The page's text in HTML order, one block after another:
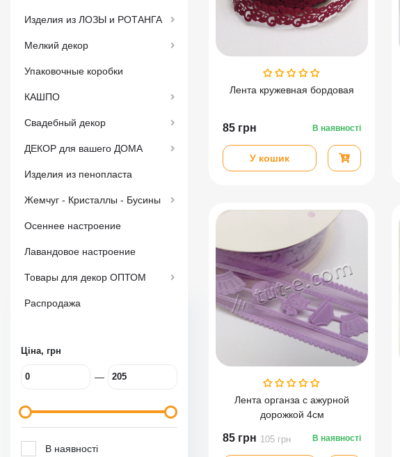
Изделия из ЛОЗЫ и РОТАНГА
Мелкий декор
Упаковочные коробки
КАШПО
Свадебный декор
ДЕКОР для вашего ДОМА
Изделия из пенопласта
Жемчуг - Кристаллы - Бусины
Осеннее настроение
Лавандовое настроение
Товары для декор ОПТОМ
Распродажа
Ціна, грн
—
В наявності
Лента кружевная бордовая
85 грн В наявності
У кошик
Лента органза с ажурной
дорожкой 4см
85 грн 105 грн В наявності